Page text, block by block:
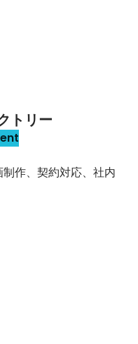
トリー
作、契約対応、社内